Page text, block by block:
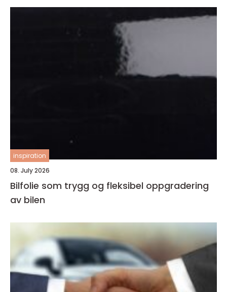
inspiration
08. July 2026
Bilfolie som trygg og fleksibel oppgradering
av bilen